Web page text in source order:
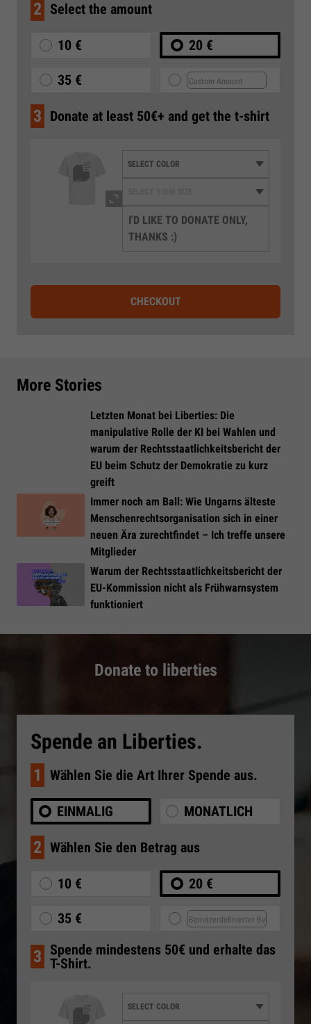
2 Select the amount
10 € 20 €
35 €
3 Donate at least 50€+ and get the t-shirt
I'D LIKE TO DONATE ONLY,
THANKS :)
CHECKOUT
More Stories
Letzten Monat bei Liberties: Die
manipulative Rolle der KI bei Wahlen und
warum der Rechtsstaatlichkeitsbericht der
EU beim Schutz der Demokratie zu kurz
greift
Immer noch am Ball: Wie Ungarns älteste
Menschenrechtsorganisation sich in einer
neuen Ära zurechtfindet – Ich treffe unsere
Mitglieder
Warum der Rechtsstaatlichkeitsbericht der
EU-Kommission nicht als Frühwarnsystem
funktioniert
Donate to liberties
Spende an Liberties.
1 Wählen Sie die Art Ihrer Spende aus.
EINMALIG MONATLICH
2 Wählen Sie den Betrag aus
10 € 20 €
35 €
3 Spende mindestens 50€ und erhalte das
T-Shirt.